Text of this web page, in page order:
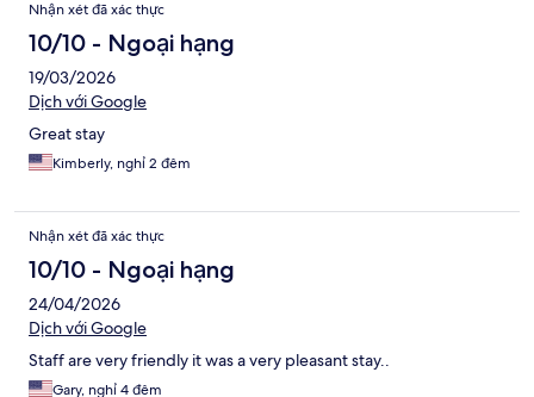
Nhận xét đã xác thực
10/10 - Ngoại hạng
19/03/2026
Dịch với Google
Great stay
Kimberly, nghỉ 2 đêm
Nhận xét đã xác thực
10/10 - Ngoại hạng
24/04/2026
Dịch với Google
Staff are very friendly it was a very pleasant stay..
Gary, nghỉ 4 đêm